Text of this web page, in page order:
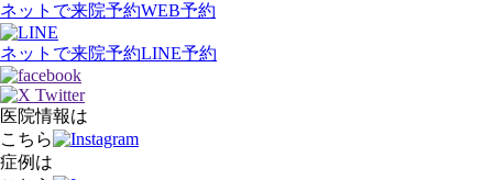
ネットで来院予約WEB予約
ネットで来院予約LINE予約
医院情報は
こちら
症例は